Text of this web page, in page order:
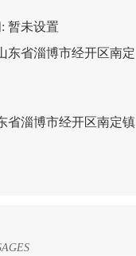
暂未设置
东省淄博市经开区南定
省淄博市经开区南定镇